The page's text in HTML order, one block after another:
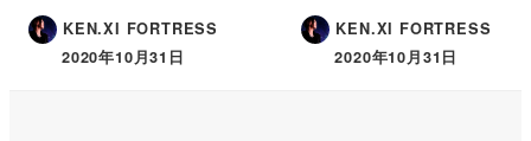
KEN.XI FORTRESS
2020年10月31日
KEN.XI FORTRESS
2020年10月31日